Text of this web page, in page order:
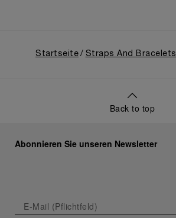
Startseite Straps And Bracelets
Back to top
Abonnieren Sie unseren Newsletter